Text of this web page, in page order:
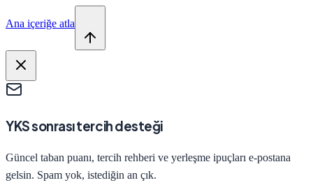
Ana içeriğe atla
YKS sonrası tercih desteği
Güncel taban puanı, tercih rehberi ve yerleşme ipuçları e-postana
gelsin. Spam yok, istediğin an çık.